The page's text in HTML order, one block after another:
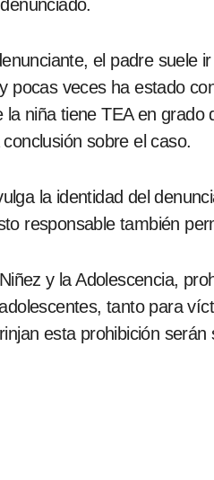
el padre suele
pocas veces ha estado
niña tiene TEA en
sobre el caso.
la identidad del
responsable también
y la Adolescencia,
tanto para
esta prohibición